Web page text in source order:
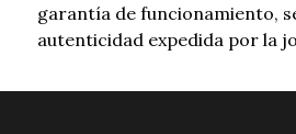
garantía de funcionamiento,
autenticidad expedida por la